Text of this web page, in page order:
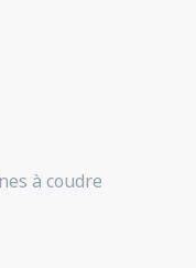
à coudre